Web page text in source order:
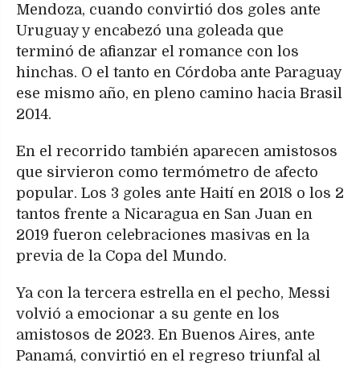
Mendoza, cuando convirtió dos goles ante
Uruguay y encabezó una goleada que
terminó de afianzar el romance con los
hinchas. O el tanto en Córdoba ante Paraguay
ese mismo año, en pleno camino hacia Brasil
2014.
En el recorrido también aparecen amistosos
que sirvieron como termómetro de afecto
popular. Los 3 goles ante Haití en 2018 o los 2
tantos frente a Nicaragua en San Juan en
2019 fueron celebraciones masivas en la
previa de la Copa del Mundo.
Ya con la tercera estrella en el pecho, Messi
volvió a emocionar a su gente en los
amistosos de 2023. En Buenos Aires, ante
Panamá, convirtió en el regreso triunfal al